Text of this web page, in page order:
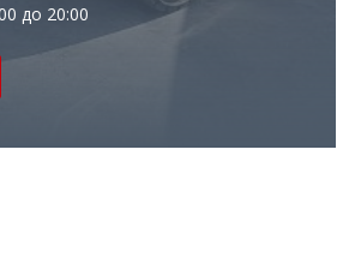
до 20:00